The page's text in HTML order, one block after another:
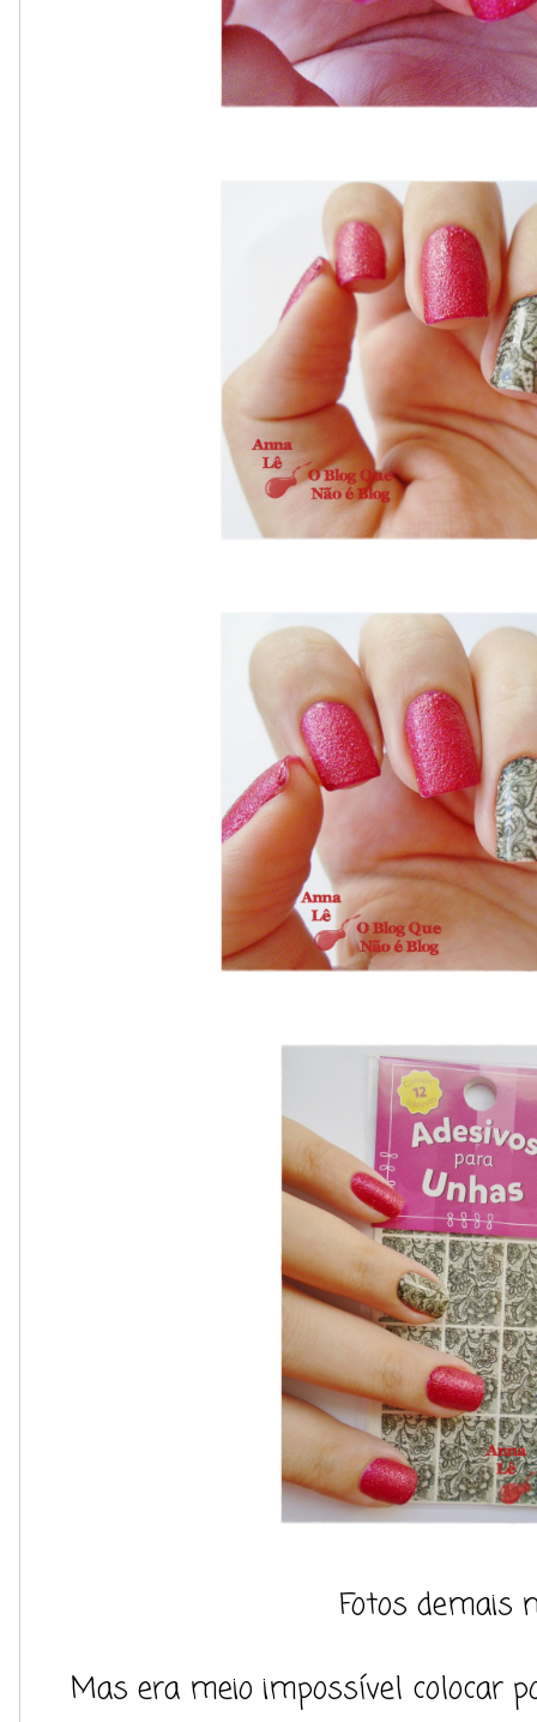
Fotos demais
Mas era meio impossível colocar